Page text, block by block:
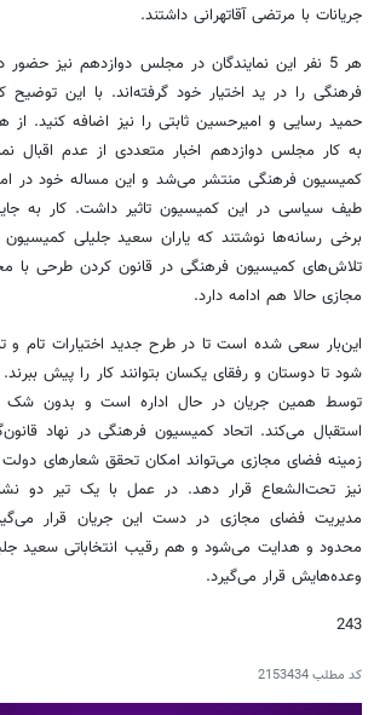
جریانات با مرتضی آقاتهرانی داشتند.
هر 5 نفر این نمایندگان در مجلس دوازدهم نیز
فرهنگی را در ید اختیار خود گرفته‌اند. با این
حمید رسایی و امیرحسین ثابتی را نیز اضافه کنید. از
به کار مجلس دوازدهم اخبار متعددی از عدم اقبال
کمیسیون فرهنگی منتشر می‌شد و این مساله خود در
طیف سیاسی در این کمیسیون تاثیر داشت. کار به
برخی رسانه‌ها نوشتند که یاران سعید جلیلی
تلاش‌های کمیسیون فرهنگی در قانون کردن طرحی با
مجازی حالا هم ادامه دارد.
این‌بار سعی شده است تا در طرح جدید اختیارات تام و
شود تا دوستان و رفقای یکسان بتوانند کار را پیش
توسط همین جریان در حال اداره است و بدون شک
استقبال می‌کند. اتحاد کمیسیون فرهنگی در نهاد
زمینه فضای مجازی می‌تواند امکان تحقق شعارهای
نیز تحت‌الشعاع قرار دهد. در عمل با یک تیر دو
مدیریت فضای مجازی در دست این جریان قرار
محدود و هدایت می‌شود و هم رقیب انتخاباتی سعید
وعده‌هایش قرار می‌گیرد.
243
کد مطلب2153434